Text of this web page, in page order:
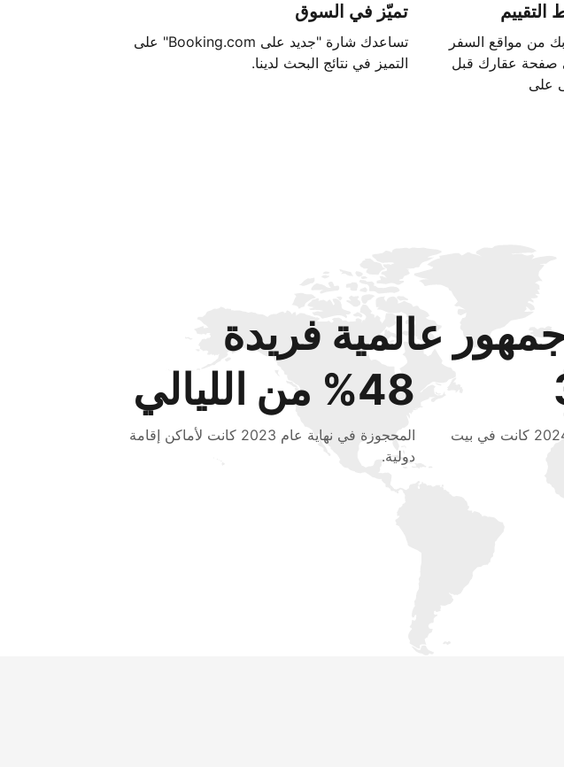
التقييم
بك من مواقع السفر
صفحة عقارك قبل
على
تميّز في السوق
تساعدك شارة "جديد على Booking.com" على
التميز في نتائج البحث لدينا.
عالمية فريدة
ليالي إقامة محجوزة في عام 2024 كانت في بيت
48‏% من الليالي
المحجوزة في نهاية عام 2023 كانت لأماكن إقامة
دولية.